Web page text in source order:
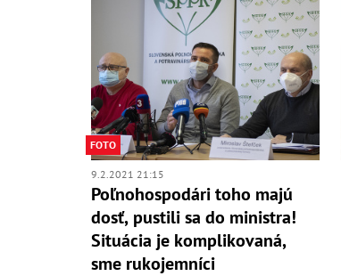
FOTO
9.2.2021 21:15
Poľnohospodári toho majú
dosť, pustili sa do ministra!
Situácia je komplikovaná,
sme rukojemníci